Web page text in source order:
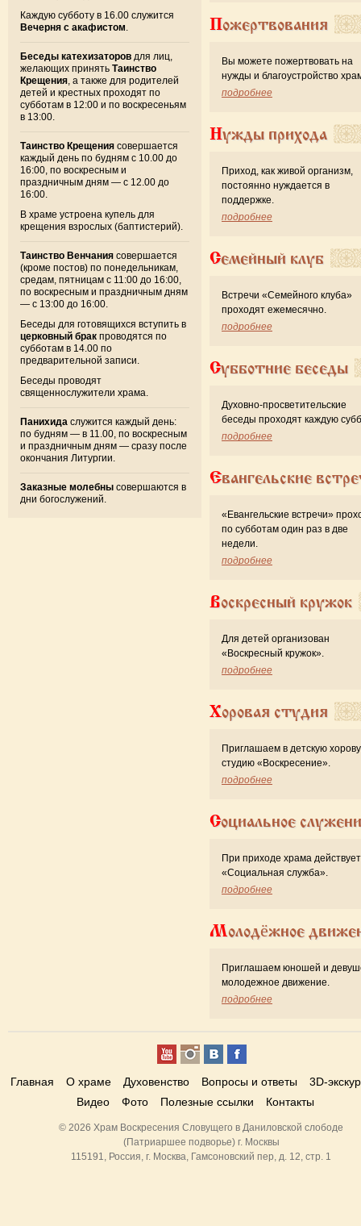
Каждую субботу в 16.00 служится
Вечерня с акафистом
Беседы катехизаторов для лиц,
желающих принять Таинство
Крещения , а также для родителей
детей и крестных проходят по
субботам в 12:00 и по воскресеньям
в 13:00.
Таинство Крещения совершается
каждый день по будням с 10.00 до
16:00, по воскресным и
праздничным дням — с 12.00 до
16:00.
В храме устроена купель для
крещения взрослых (баптистерий).
Таинство Венчания совершается
(кроме постов) по понедельникам,
средам, пятницам с 11:00 до 16:00,
по воскресным и праздничным дням
— с 13:00 до 16:00.
Беседы для готовящихся вступить в
церковный брак проводятся по
субботам в 14.00 по
предварительной записи.
Беседы проводят
священнослужители храма.
Панихида служится каждый день:
по будням — в 11.00, по воскресным
и праздничным дням — сразу после
окончания Литургии.
Заказные молебны совершаются в
дни богослужений.
Пожертвования
Вы можете пожертвовать на
нужды и благоустройство
подробнее
Нужды прихода
Приход, как живой организм,
постоянно нуждается в
поддержке.
подробнее
Семейный клуб
Встречи «Семейного клуба»
проходят ежемесячно.
подробнее
Субботние беседы
Духовно-просветительские
беседы проходят каждую
подробнее
Евангельские
«Евангельские встречи»
по субботам один раз в две
недели.
подробнее
Воскресный кружок
Для детей организован
«Воскресный кружок».
подробнее
Хоровая студия
Приглашаем в детскую
студию «Воскресение».
подробнее
Социальное
При приходе храма действует
«Cоциальная служба».
подробнее
Молодёжное
Приглашаем юношей и
молодежное движение.
подробнее
Главная О храме Духовенство Вопросы и ответы
3D-
Видео
Фото Полезные ссылки Контакты
© 2026 Храм Воскресения Словущего в Даниловской слободе
(Патриаршее подворье) г. Москвы
115191, Россия, г. Москва, Гамсоновский пер, д. 12, стр. 1